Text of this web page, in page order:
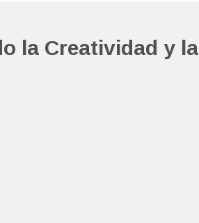
la Creatividad y la